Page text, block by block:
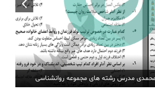
مدرس رشته های مجموعه روانشناسی